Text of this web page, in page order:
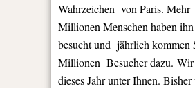
Wahrzeichen von Paris.
Millionen Menschen haben ihn
besucht und jährlich kommen
Millionen Besucher dazu. Wir
dieses Jahr unter Ihnen.